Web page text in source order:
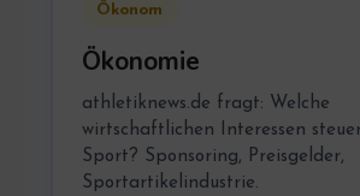
Ökonom
Ökonomie
athletiknews.de fragt: Welche
wirtschaftlichen Interessen
Sport? Sponsoring, Preisgelder,
Sportartikelindustrie.